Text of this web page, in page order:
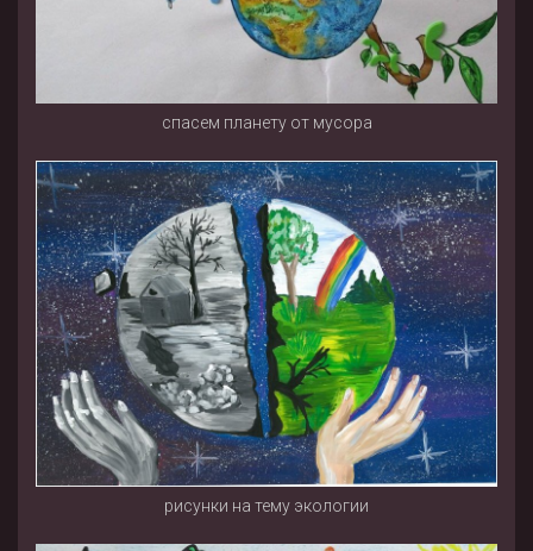
спасем планету от мусора
рисунки на тему экологии